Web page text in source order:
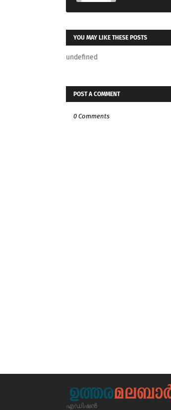
YOU MAY LIKE THESE POSTS
undefined
POST A COMMENT
0 Comments
എഡിഷൻ